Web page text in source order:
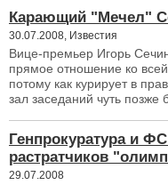
Карающий "Мечел"
30.07.2008, Известия
Вице-премьер Игорь
прямое отношение ко
потому как курирует в
зал заседаний чуть позже
Генпрокуратура и
растратчиков
29.07.2008